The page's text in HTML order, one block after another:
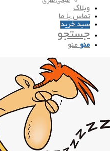
وبلاگ
تماس با ما
سبد خرید
جستجو
منو منو